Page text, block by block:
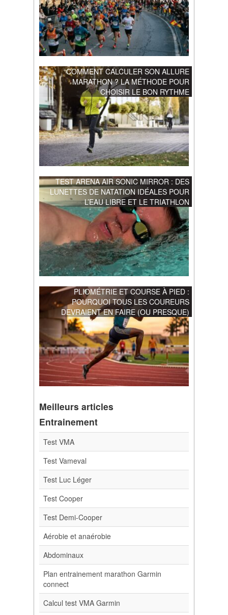
COMMENT CALCULER SON ALLURE
MARATHON ? LA MÉTHODE POUR
CHOISIR LE BON RYTHME
TEST ARENA AIR SONIC MIRROR : DES
LUNETTES DE NATATION IDÉALES POUR
L’EAU LIBRE ET LE TRIATHLON
PLIOMÉTRIE ET COURSE À PIED :
POURQUOI TOUS LES COUREURS
DEVRAIENT EN FAIRE (OU PRESQUE)
Meilleurs articles
Entrainement
Test VMA
Test Vameval
Test Luc Léger
Test Cooper
Test Demi-Cooper
Aérobie et anaérobie
Abdominaux
Plan entrainement marathon Garmin
connect
Calcul test VMA Garmin